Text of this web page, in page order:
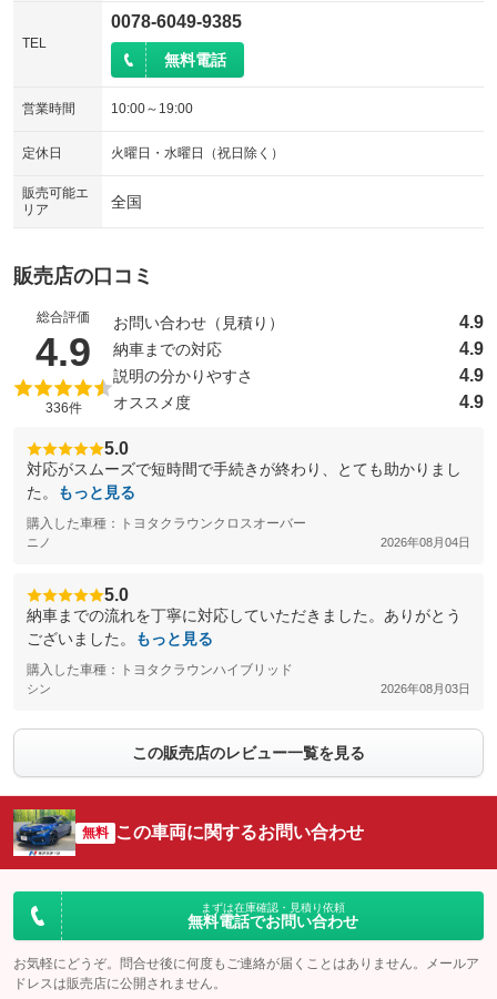
TEL
0078-6049-9385
無料電話
営業時間 10:00～19:00
定休日 火曜日・水曜日（祝日除く）
販売可能エ
リア
全国
販売店の口コミ
総合評価
4.9 （5点満点中）
336件
お問い合わせ（見積り） 4.9
納車までの対応 4.9
説明の分かりやすさ 4.9
オススメ度 4.9
5.0
対応がスムーズで短時間で手続きが終わり、とても助かりまし
た。
もっと見る
購入した車種：トヨタクラウンクロスオーバー
ニノ 2026年08月04日
5.0
納車までの流れを丁寧に対応していただきました。ありがとう
ございました。
もっと見る
購入した車種：トヨタクラウンハイブリッド
シン 2026年08月03日
この販売店のレビュー一覧を見る
無料 この車両に関するお問い合わせ
まずは在庫確認・見積り依頼
無料電話でお問い合わせ
お気軽にどうぞ。問合せ後に何度もご連絡が届くことはありません。メールア
ドレスは販売店に公開されません。